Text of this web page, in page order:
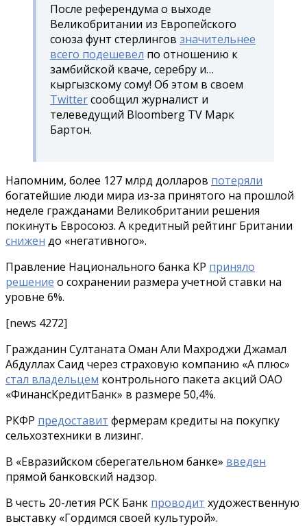
После референдума о выходе
Великобритании из Европейского
союза фунт стерлингов значительнее
всего подешевел по отношению к
замбийской кваче, серебру и…
кыргызскому сому! Об этом в своем
Twitterсообщил журналист и
телеведущий Bloomberg TV Марк
Бартон.
Напомним, более 127 млрд долларов потеряли
богатейшие люди мира из-за принятого на прошлой
неделе гражданами Великобритании решения
покинуть Евросоюз. А кредитный рейтинг Британии
снижен до «негативного».
Правление Национального банка КР приняло
решение о сохранении размера учетной ставки на
уровне 6%.
[news 4272]
Гражданин Султаната Оман Али Махроджи Джамал
Абдуллах Саид через страховую компанию «А плюс»
стал владельцем контрольного пакета акций ОАО
«ФинансКредитБанк» в размере 50,4%.
РКФР предоставит фермерам кредиты на покупку
сельхозтехники в лизинг.
В «Евразийском сберегательном банке» введен
прямой банковский надзор.
В честь 20-летия РСК Банк проводит художественную
выставку «Гордимся своей культурой».